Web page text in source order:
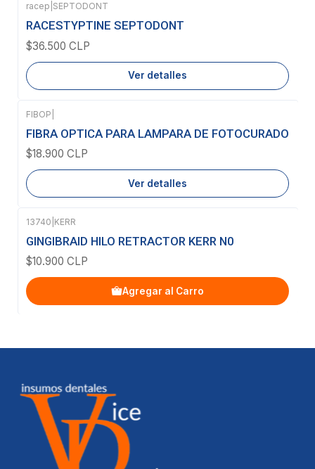
Agotado
racep SEPTODONT
RACESTYPTINE SEPTODONT
$36.500 CLP
Ver detalles
Agotado
FIBOP
FIBRA OPTICA PARA LAMPARA DE FOTOCURADO
$18.900 CLP
Ver detalles
13740 KERR
GINGIBRAID HILO RETRACTOR KERR N0
$10.900 CLP
Agregar al Carro